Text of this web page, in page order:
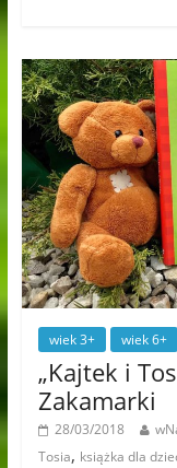
wiek 3+ wiek 6+
„Kajtek i
Zakamarki
28/03/2018
Tosia, książka dla